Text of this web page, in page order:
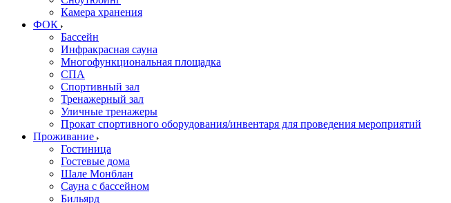
Камера хранения
ФОК
Бассейн
Инфракрасная сауна
Многофункциональная площадка
СПА
Спортивный зал
Тренажерный зал
Уличные тренажеры
Прокат спортивного оборудования/инвентаря для проведения мероприятий
Проживание
Гостиница
Гостевые дома
Шале Монблан
Сауна с бассейном
Бильярд